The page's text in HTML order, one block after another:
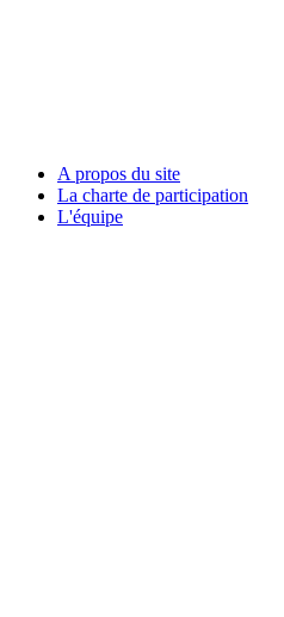
A propos du site
La charte de participation
L'équipe